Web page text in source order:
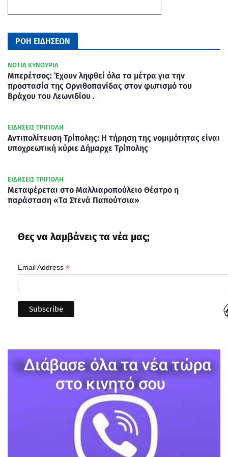
ΡΟΗ ΕΙΔΗΣΕΩΝ
ΝΟΤΙΑ ΚΥΝΟΥΡΙΑ
Μπερέτσος: Έχουν ληφθεί όλα τα μέτρα για την
προστασία της Ορνιθοπανίδας στον φωτισμό του
Βράχου του Λεωνιδίου .
ΕΙΔΗΣΕΙΣ ΤΡΙΠΟΛΗ
Αντιπολίτευση Τρίπολης: Η τήρηση της νομιμότητας είναι
υποχρεωτική κύριε Δήμαρχε Τρίπολης
ΕΙΔΗΣΕΙΣ ΤΡΙΠΟΛΗ
Μεταφέρεται στο Μαλλιαροπούλειο Θέατρο η
παράσταση «Τα Στενά Παπούτσια»
Θες να λαμβάνεις τα νέα μας;
Email Address *